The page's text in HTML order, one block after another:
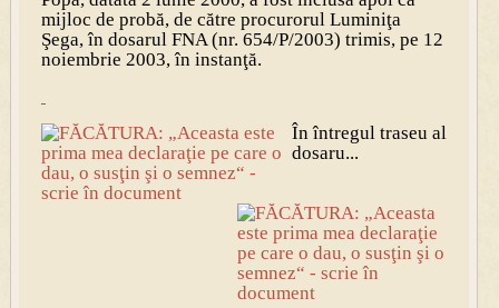
mijloc de probă, de către procurorul Luminiţa
Şega, în dosarul FNA (nr. 654/P/2003) trimis, pe 12
noiembrie 2003, în instanţă.
În întregul traseu al
dosaru...